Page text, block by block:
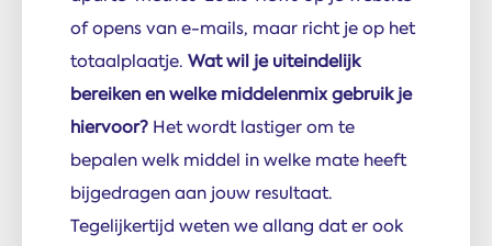
of opens van e-mails, maar richt je op het
totaalplaatje. Wat wil je uiteindelijk
bereiken en welke middelenmix gebruik je
hiervoor? Het wordt lastiger om te
bepalen welk middel in welke mate heeft
bijgedragen aan jouw resultaat.
Tegelijkertijd weten we allang dat er ook